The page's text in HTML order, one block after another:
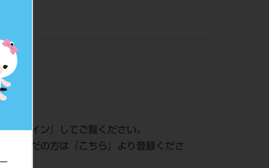
『ログイン 』してご覧ください。
がまだの方は『
こちら 』より登録くださ